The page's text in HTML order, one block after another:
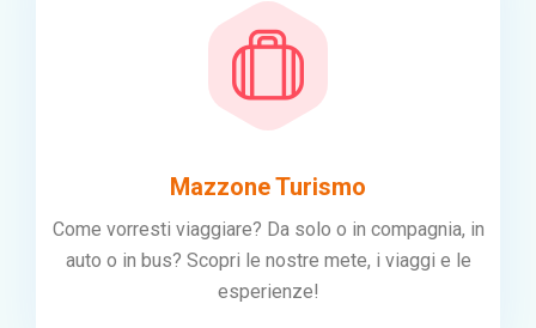
Mazzone Turismo
Come vorresti viaggiare? Da solo o in compagnia, in
auto o in bus? Scopri le nostre mete, i viaggi e le
esperienze!